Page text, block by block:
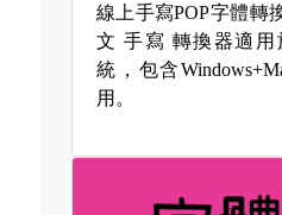
線上手寫POP字體轉
文手寫 轉換器適用
統，包含
用。